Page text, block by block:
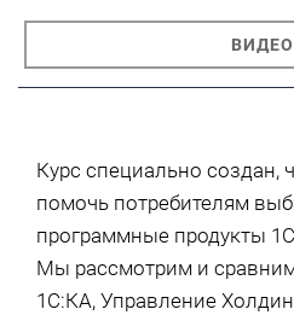
ВИДЕО
Курс специально создан,
помочь потребителям
программные продукты
Мы рассмотрим и
1С:КА, Управление